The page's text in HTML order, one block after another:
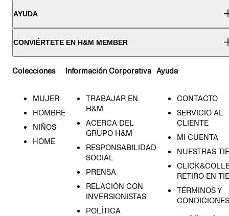
AYUDA
CONVIÉRTETE EN H&M MEMBER
Colecciones
MUJER
HOMBRE
NIÑOS
HOME
Información Corporativa
TRABAJAR EN
H&M
ACERCA DEL
GRUPO H&M
RESPONSABILIDAD
SOCIAL
PRENSA
RELACIÓN CON
INVERSIONISTAS
POLÍTICA
Ayuda
CONTACTO
SERVICIO AL
CLIENTE
MI CUENTA
NUESTRAS
RETIRO EN
TÉRMINOS Y
CONDICIONES